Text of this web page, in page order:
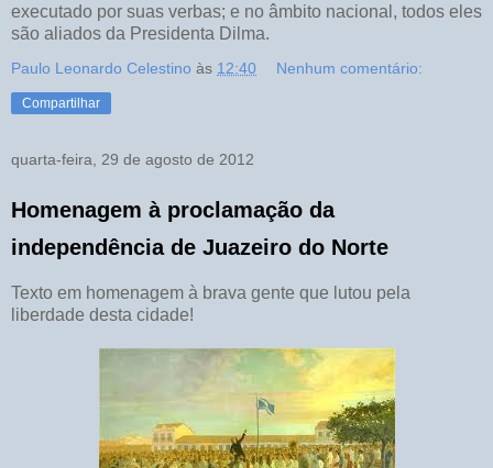
executado por suas verbas; e no âmbito nacional, todos eles
são aliados da Presidenta Dilma.
Paulo Leonardo Celestino às 12:40 Nenhum comentário:
Compartilhar
quarta-feira, 29 de agosto de 2012
Homenagem à proclamação da
independência de Juazeiro do Norte
Texto em homenagem à brava gente que lutou pela
liberdade desta cidade!